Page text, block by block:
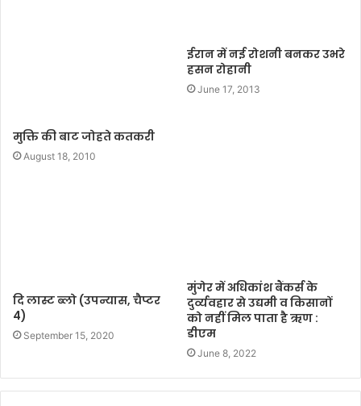
मुक्ति की बाट जोहते कतकरी
August 18, 2010
ईरान में नई रोशनी बनकर उभरे
हसन रोहानी
June 17, 2013
दि लास्ट ब्लो (उपन्यास, चैप्टर
4)
September 15, 2020
मुंगेर में अधिकांश बैंकर्स के
दुर्व्यवहार से उद्यमी व किसानों
को नहीं मिल पाता है ऋण :
डीएम
June 8, 2022